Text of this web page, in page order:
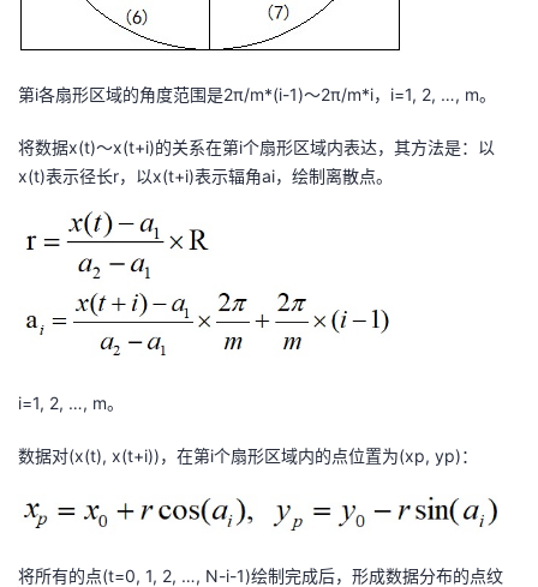
者
学
堂
程
认
证
的
实
验
我
的
收
藏
支
持
我
持
建
议
第i各扇形区域的角度范围是2π/m*(i-1)～2π/m*i，i=1, 2, …, m。
将数据x(t)～x(t+i)的关系在第i个扇形区域内表达，其方法是：以
x(t)表示径长r，以x(t+i)表示辐角ai，绘制离散点。
i=1, 2, …, m。
数据对(x(t), x(t+i))，在第i个扇形区域内的点位置为(xp, yp)：
将所有的点(t=0, 1, 2, …, N-i-1)绘制完成后，形成数据分布的点纹